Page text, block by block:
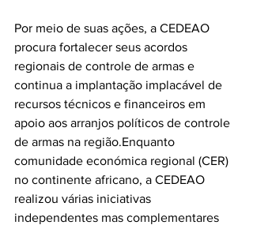
Por meio de suas ações, a CEDEAO
procura fortalecer seus acordos
regionais de controle de armas e
continua a implantação implacável de
recursos técnicos e financeiros em
apoio aos arranjos políticos de controle
de armas na região.Enquanto
comunidade económica regional (CER)
no continente africano, a CEDEAO
realizou várias iniciativas
independentes mas complementares